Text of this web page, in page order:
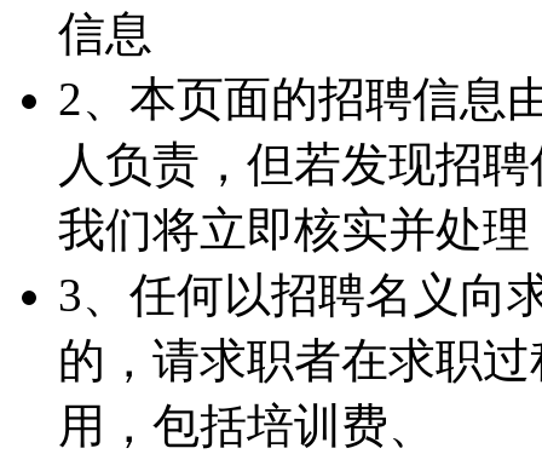
信息
2、本页面的招聘信息
人负责，但若发现招
我们将立即核实并处理
3、任何以招聘名义向
的，请求职者在求职
用，包括培训费、